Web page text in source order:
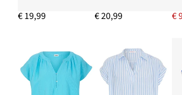
€ 19,99 € 20,99 €